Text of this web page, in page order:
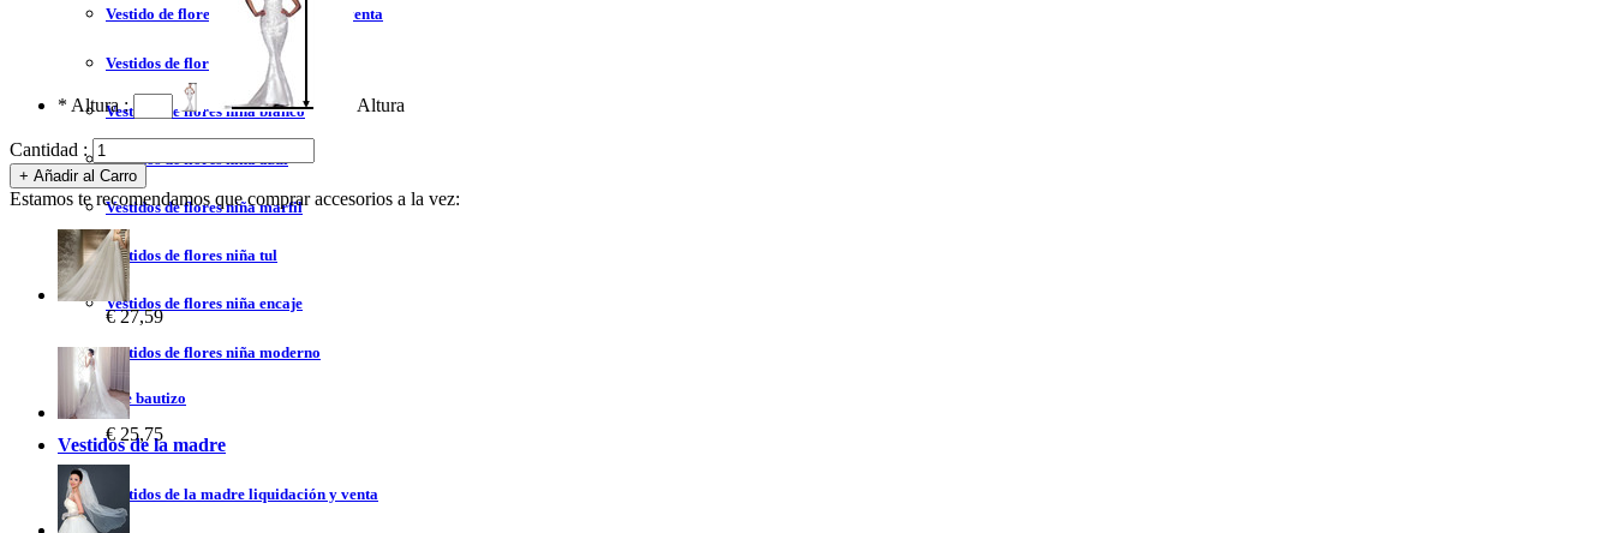
Vestido de flores niña liquidación y venta
Vestidos de flores niña 2023
Vestidos de flores niña blanco
Vestidos de flores niña azul
Vestidos de flores niña marfil
Vestidos de flores niña tul
Vestidos de flores niña encaje
Vestidos de flores niña moderno
Vestidos de bautizo
Vestidos de la madre
Vestidos de la madre liquidación y venta
* Altura : Altura
Cantidad :
Estamos te recomendamos que comprar accesorios a la vez:
€ 27,59
€ 25,75